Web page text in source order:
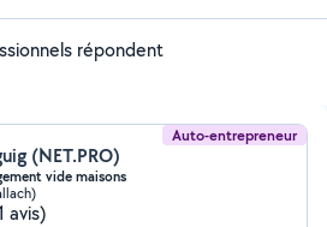
répondent
Auto-entrepreneur
(NET.PRO)
vide maisons
avis)